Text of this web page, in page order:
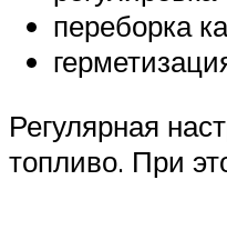
переборка
Регулярная
топливо. При